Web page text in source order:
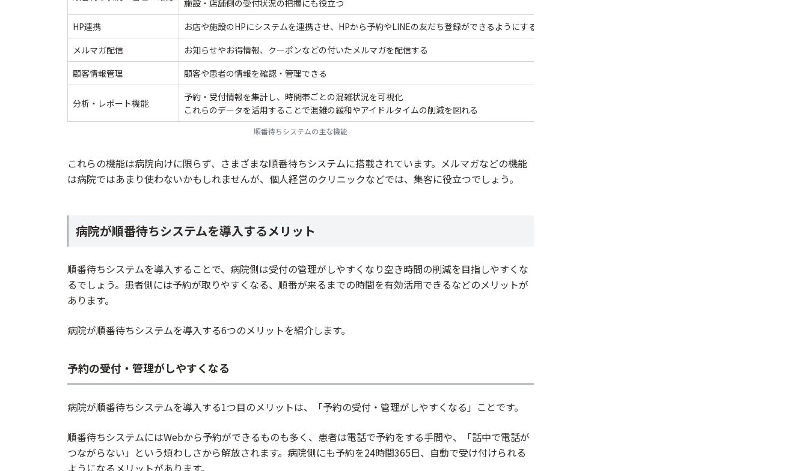
施設・店舗側の受付状況の把握にも役立つ
HP連携
お店や施設のHPにシステムを連携させ、HPから予約やLINEの友だち登録ができるようにする
メルマガ配信
お知らせやお得情報、クーポンなどの付いたメルマガを配信する
顧客情報管理
顧客や患者の情報を確認・管理できる
分析・レポート機能
予約・受付情報を集計し、時間帯ごとの混雑状況を可視化
これらのデータを活用することで混雑の緩和やアイドルタイムの削減を図れる
順番待ちシステムの主な機能
これらの機能は病院向けに限らず、さまざまな順番待ちシステムに搭載されています。メルマガなどの機能
は病院ではあまり使わないかもしれませんが、個人経営のクリニックなどでは、集客に役立つでしょう。
病院が順番待ちシステムを導入するメリット
順番待ちシステムを導入することで、病院側は受付の管理がしやすくなり空き時間の削減を目指しやすくな
るでしょう。患者側には予約が取りやすくなる、順番が来るまでの時間を有効活用できるなどのメリットが
あります。
病院が順番待ちシステムを導入する6つのメリットを紹介します。
予約の受付・管理がしやすくなる
病院が順番待ちシステムを導入する1つ目のメリットは、「予約の受付・管理がしやすくなる」ことです。
順番待ちシステムにはWebから予約ができるものも多く、患者は電話で予約をする手間や、「話中で電話が
つながらない」という煩わしさから解放されます。病院側にも予約を24時間365日、自動で受け付けられる
ようになるメリットがあります。